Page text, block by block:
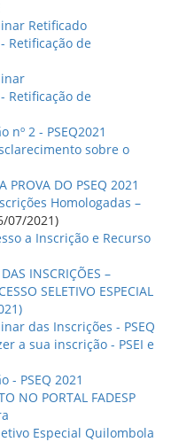
Retificado
Retificação de
Retificação de
nº 2 - PSEQ2021
sobre o
PROVA DO PSEQ 2021
Homologadas –
07/2021)
a Inscrição e Recurso
INSCRIÇÕES –
SELETIVO ESPECIAL
das Inscrições - PSEQ
a sua inscrição - PSEI e
- PSEQ 2021
NO PORTAL FADESP
Especial Quilombola